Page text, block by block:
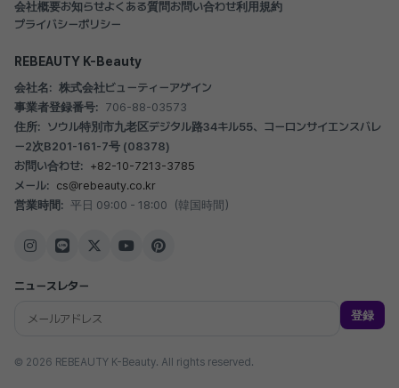
会社概要お知らせよくある質問 お問い合わせ利用規約
プライバシーポリシー
REBEAUTY K-Beauty
会社名: 株式会社ビューティーアゲイン
事業者登録番号: 706-88-03573
住所: ソウル特別市九老区デジタル路34キル55、コーロンサイエンスバレ
ー2次B201-161-7号 (08378)
お問い合わせ: +82-10-7213-3785
メール: cs@rebeauty.co.kr
営業時間: 平日 09:00 - 18:00（韓国時間）
ニュースレター
登録
© 2026 REBEAUTY K-Beauty. All rights reserved.